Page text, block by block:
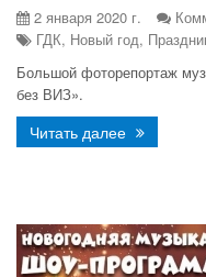
2 января 2020 г.
ГДК, Новый год,
Большой фоторепортаж
без ВИЗ».
Читать далее